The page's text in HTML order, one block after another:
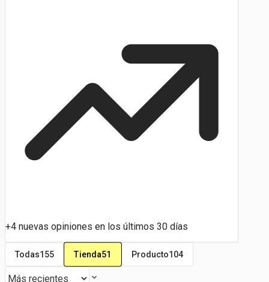
+4 nuevas opiniones en los últimos 30 días
Todas155 Tienda51 Producto104